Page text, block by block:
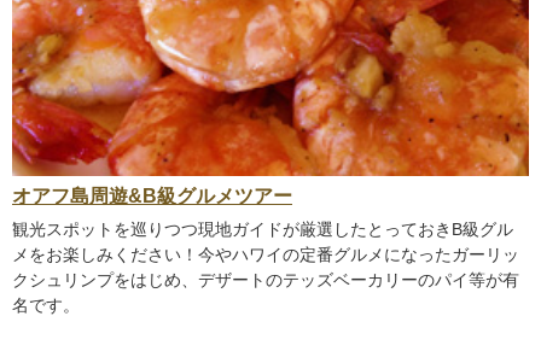
オアフ島周遊&B級グルメツアー
観光スポットを巡りつつ現地ガイドが厳選したとっておきB級グル
メをお楽しみください！今やハワイの定番グルメになったガーリッ
クシュリンプをはじめ、デザートのテッズベーカリーのパイ等が有
名です。